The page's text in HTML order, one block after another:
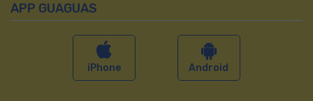
APP GUAGUAS
iPhone Android